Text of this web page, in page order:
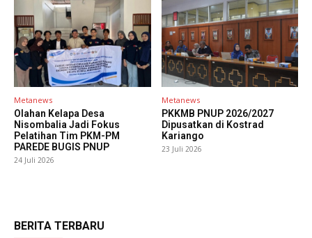
Metanews
Olahan Kelapa Desa
Nisombalia Jadi Fokus
Pelatihan Tim PKM-PM
PAREDE BUGIS PNUP
24 Juli 2026
Metanews
PKKMB PNUP 2026/2027
Dipusatkan di Kostrad
Kariango
23 Juli 2026
BERITA TERBARU